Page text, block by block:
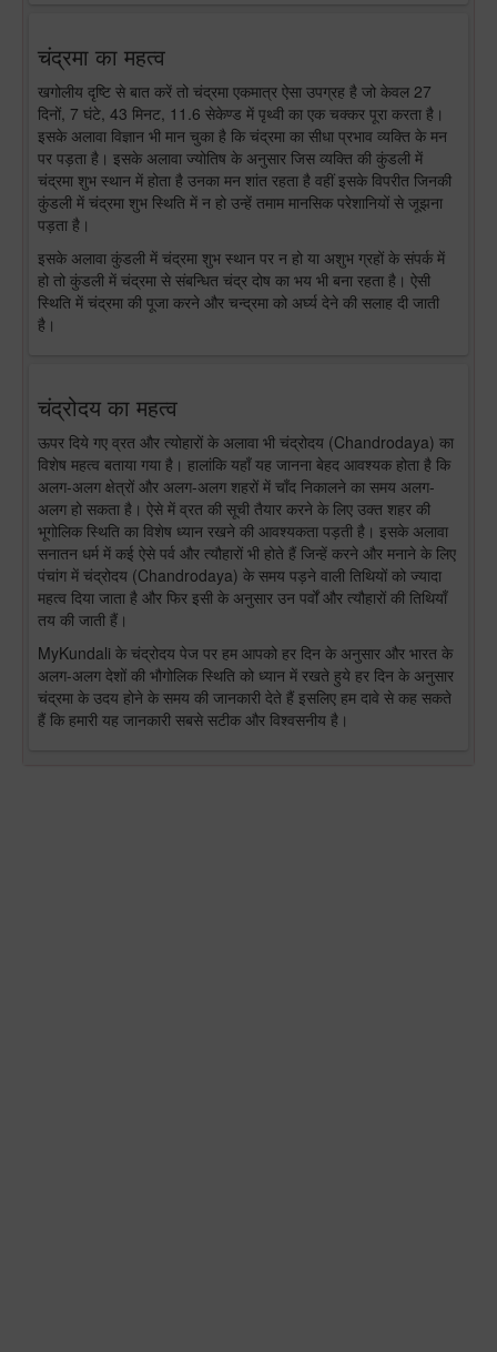
चंद्रमा का महत्व
खगोलीय दृष्टि से बात करें तो चंद्रमा एकमात्र ऐसा उपग्रह है जो केवल 27
दिनों, 7 घंटे, 43 मिनट, 11.6 सेकेण्ड में पृथ्वी का एक चक्कर पूरा करता है।
इसके अलावा विज्ञान भी मान चुका है कि चंद्रमा का सीधा प्रभाव व्यक्ति के मन
पर पड़ता है। इसके अलावा ज्योतिष के अनुसार जिस व्यक्ति की कुंडली में
चंद्रमा शुभ स्थान में होता है उनका मन शांत रहता है वहीं इसके विपरीत जिनकी
कुंडली में चंद्रमा शुभ स्थिति में न हो उन्हें तमाम मानसिक परेशानियों से जूझना
पड़ता है।
इसके अलावा कुंडली में चंद्रमा शुभ स्थान पर न हो या अशुभ ग्रहों के संपर्क में
हो तो कुंडली में चंद्रमा से संबन्धित चंद्र दोष का भय भी बना रहता है। ऐसी
स्थिति में चंद्रमा की पूजा करने और चन्द्रमा को अर्घ्य देने की सलाह दी जाती
है।
चंद्रोदय का महत्व
ऊपर दिये गए व्रत और त्योहारों के अलावा भी चंद्रोदय (Chandrodaya) का
विशेष महत्व बताया गया है। हालांकि यहाँ यह जानना बेहद आवश्यक होता है कि
अलग-अलग क्षेत्रों और अलग-अलग शहरों में चाँद निकालने का समय अलग-
अलग हो सकता है। ऐसे में व्रत की सूची तैयार करने के लिए उक्त शहर की
भूगोलिक स्थिति का विशेष ध्यान रखने की आवश्यकता पड़ती है। इसके अलावा
सनातन धर्म में कई ऐसे पर्व और त्यौहारों भी होते हैं जिन्हें करने और मनाने के लिए
पंचांग में चंद्रोदय (Chandrodaya) के समय पड़ने वाली तिथियों को ज्यादा
महत्व दिया जाता है और फिर इसी के अनुसार उन पर्वों और त्यौहारों की तिथियाँ
तय की जाती हैं।
MyKundali के चंद्रोदय पेज पर हम आपको हर दिन के अनुसार और भारत के
अलग-अलग देशों की भौगोलिक स्थिति को ध्यान में रखते हुये हर दिन के अनुसार
चंद्रमा के उदय होने के समय की जानकारी देते हैं इसलिए हम दावे से कह सकते
हैं कि हमारी यह जानकारी सबसे सटीक और विश्वसनीय है।